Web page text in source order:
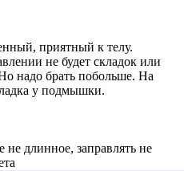
приятный к телу.
не будет складок или
надо брать побольше. На
у подмышки.
не длинное, заправлять не